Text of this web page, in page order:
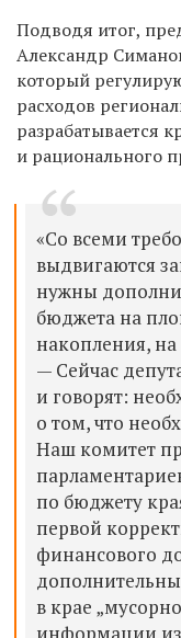
Подводя итог,
Александр
который
расходов
разрабатывается
и рационального
«Со всеми
выдвигаются
нужны
бюджета на
накопления, на
— Сейчас
и говорят:
о том, что
Наш комитет
по бюджету
первой
финансового
в крае
информации